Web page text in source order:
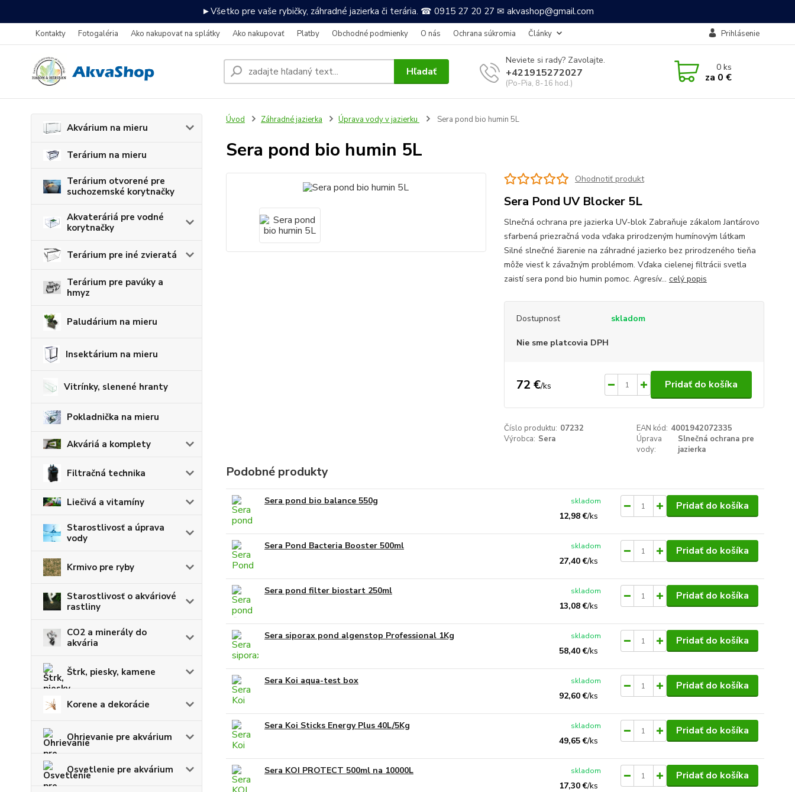
►Všetko pre vaše rybičky, záhradné jazierka či terária. ☎ 0915 27 20 27 ✉ akvashop@gmail.com
Kontakty Fotogaléria Ako nakupovať na splátky Ako nakupovať Platby Obchodné podmienky O nás Ochrana súkromia Články Prihlásenie
Hľadať
Neviete si rady? Zavolajte.
+421915272027
(Po-Pia, 8-16 hod.)
0ks
za 0 €
Akvárium na mieru
Terárium na mieru
Terárium otvorené pre
suchozemské korytnačky
Akvateráriá pre vodné
korytnačky
Terárium pre iné zvieratá
Terárium pre pavúky a
hmyz
Paludárium na mieru
Insektárium na mieru
Vitrínky, slenené hranty
Pokladnička na mieru
Akváriá a komplety
Filtračná technika
Liečivá a vitamíny
Starostlivosť a úprava
vody
Krmivo pre ryby
Starostlivosť o akváriové
rastliny
CO2 a minerály do
akvária
Štrk, piesky, kamene
Korene a dekorácie
Ohrievanie pre akvárium
Osvetlenie pre akvárium
Úvod Záhradné jazierka Úprava vody v jazierku Sera pond bio humin 5L
Sera pond bio humin 5L
Ohodnotiť produkt
Sera Pond UV Blocker 5L
Slnečná ochrana pre jazierka UV-blok Zabraňuje zákalom Jantárovo
sfarbená priezračná voda vďaka prirodzeným humínovým látkam
Silné slnečné žiarenie na záhradné jazierko bez prirodzeného tieňa
môže viesť k závažným problémom. Vďaka cielenej filtrácii svetla
zaistí sera pond bio humin pomoc. Agresív... celý popis
Dostupnosť skladom
Nie sme platcovia DPH
72 €/ks Pridať do košíka
Číslo produktu: 07232 EAN kód: 4001942072335
Výrobca: Sera
Úprava
vody:
Slnečná ochrana pre
jazierka
Podobné produkty
Sera pond bio balance 550g
12,98 €/ks
skladom Pridať do košíka
Sera Pond Bacteria Booster 500ml
27,40 €/ks
skladom Pridať do košíka
Sera pond filter biostart 250ml
13,08 €/ks
skladom Pridať do košíka
Sera siporax pond algenstop Professional 1Kg
58,40 €/ks
skladom Pridať do košíka
Sera Koi aqua-test box
92,60 €/ks
skladom Pridať do košíka
Sera Koi Sticks Energy Plus 40L/5Kg
49,65 €/ks
skladom Pridať do košíka
Sera KOI PROTECT 500ml na 10000L
17,30 €/ks
skladom Pridať do košíka